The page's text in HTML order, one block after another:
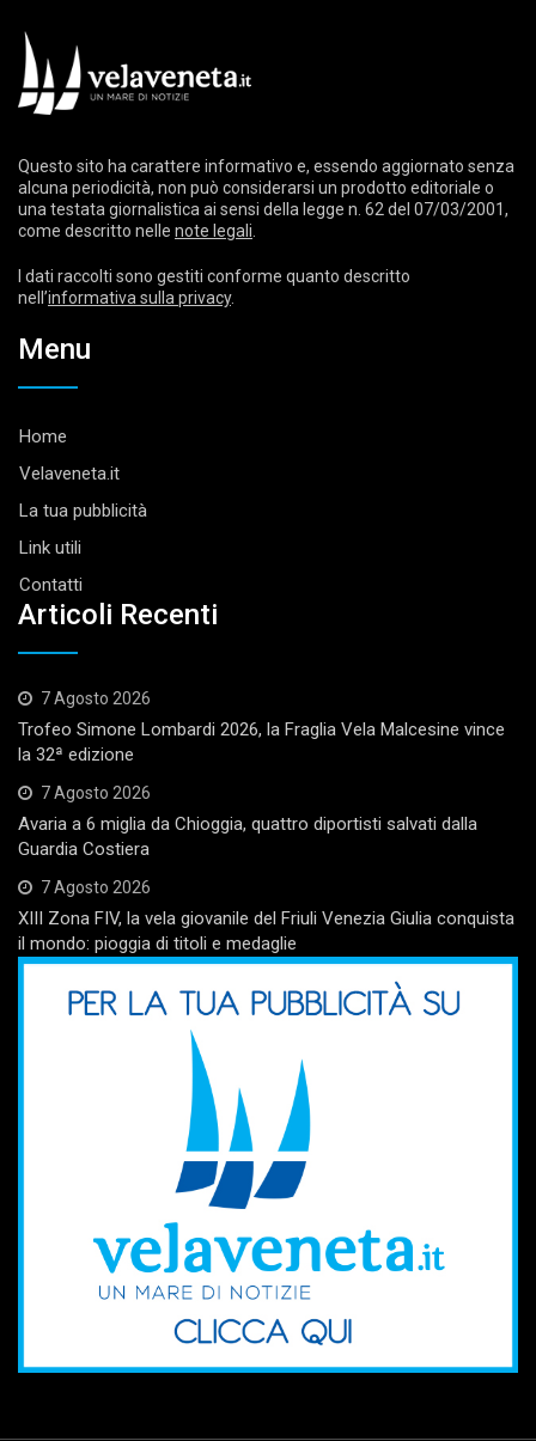
Questo sito ha carattere informativo e, essendo aggiornato senza
alcuna periodicità, non può considerarsi un prodotto editoriale o
una testata giornalistica ai sensi della legge n. 62 del 07/03/2001,
come descritto nelle note legali
I dati raccolti sono gestiti conforme quanto descritto
nell’informativa sulla privacy.
Menu
Home
Velaveneta.it
La tua pubblicità
Link utili
Contatti
Articoli Recenti
7 Agosto 2026
Trofeo Simone Lombardi 2026, la Fraglia Vela Malcesine vince
la 32ª edizione
7 Agosto 2026
Avaria a 6 miglia da Chioggia, quattro diportisti salvati dalla
Guardia Costiera
7 Agosto 2026
XIII Zona FIV, la vela giovanile del Friuli Venezia Giulia conquista
il mondo: pioggia di titoli e medaglie